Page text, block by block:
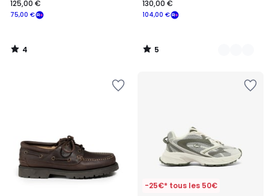
75,00 €
125,00 €
4
/
104,00 €
130,00 €
5
/
-25€* tous les 50€